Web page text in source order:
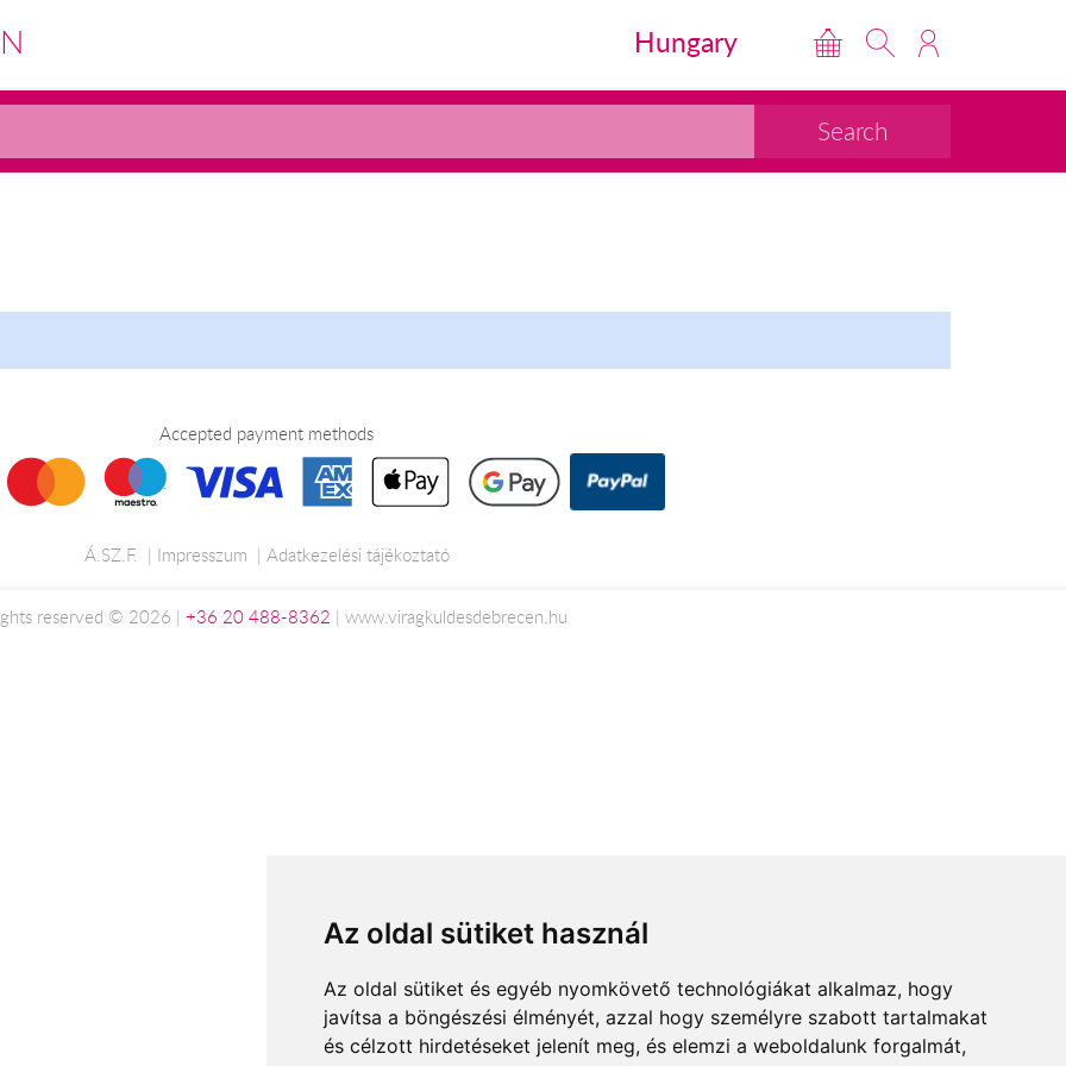
Az oldal sütiket használ
Az oldal sütiket és egyéb nyomkövető technológiákat alkalmaz, hogy
javítsa a böngészési élményét, azzal hogy személyre szabott tartalmakat
és célzott hirdetéseket jelenít meg, és elemzi a weboldalunk forgalmát,
Hungary
Accepted payment methods
Á.SZ.F. Impresszum Adatkezelési tájékoztató
reserved © 2026 | +36 20 488-8362 | www.viragkuldesdebrecen.hu